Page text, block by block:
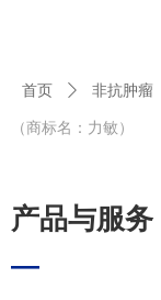
产品与服务
—
首页 ꄲ 非抗肿瘤
（商标名：力敏）